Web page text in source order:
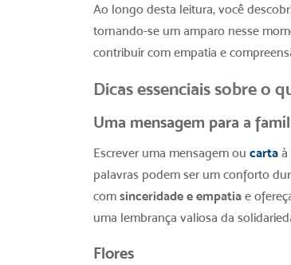
Ao longo desta leitura, você
tornando-se um amparo nesse
contribuir com empatia e
Dicas essenciais sobreo
Uma mensagem para a
Escrever uma mensagem ou carta à
palavras podem ser um conforto
com sinceridade e empatia e
uma lembrança valiosa da
Flores